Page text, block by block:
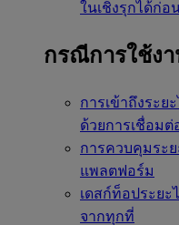
ในเชิงรุกได้ก่
กรณีการใช้ง
การเข้าถึงระย
ด้วยการเชื่อม
การควบคุมระย
แพลตฟอร์ม
เดสก์ท็อประยะ
จากทุกที่